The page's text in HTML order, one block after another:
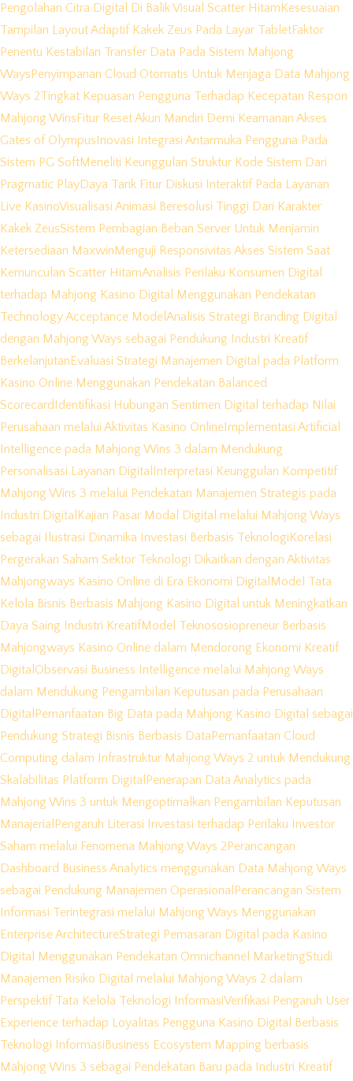
Pengolahan Citra Digital Di Balik Visual Scatter Hitam Kesesuaian
Tampilan Layout Adaptif Kakek Zeus Pada Layar TabletFaktor
Penentu Kestabilan Transfer Data Pada Sistem Mahjong
Ways Penyimpanan Cloud Otomatis Untuk Menjaga Data Mahjong
Ways 2Tingkat Kepuasan Pengguna Terhadap Kecepatan Respon
Mahjong Wins Fitur Reset Akun Mandiri Demi Keamanan Akses
Gates of Olympus Inovasi Integrasi Antarmuka Pengguna Pada
Sistem PG SoftMeneliti Keunggulan Struktur Kode Sistem Dari
Pragmatic PlayDaya Tarik Fitur Diskusi Interaktif Pada Layanan
Live KasinoVisualisasi Animasi Beresolusi Tinggi Dari Karakter
Kakek ZeusSistem Pembagian Beban Server Untuk Menjamin
Ketersediaan Maxwin Menguji Responsivitas Akses Sistem Saat
Kemunculan Scatter HitamAnalisis Perilaku Konsumen Digital
terhadap Mahjong Kasino Digital Menggunakan Pendekatan
Technology Acceptance Model Analisis Strategi Branding Digital
dengan Mahjong Ways sebagai Pendukung Industri Kreatif
Berkelanjutan Evaluasi Strategi Manajemen Digital pada Platform
Kasino Online Menggunakan Pendekatan Balanced
Scorecard Identifikasi Hubungan Sentimen Digital terhadap Nilai
Perusahaan melalui Aktivitas Kasino Online Implementasi Artificial
Intelligence pada Mahjong Wins 3 dalam Mendukung
Personalisasi Layanan Digital Interpretasi Keunggulan Kompetitif
Mahjong Wins 3 melalui Pendekatan Manajemen Strategis pada
Industri Digital Kajian Pasar Modal Digital melalui Mahjong Ways
sebagai Ilustrasi Dinamika Investasi Berbasis Teknologi Korelasi
Pergerakan Saham Sektor Teknologi Dikaitkan dengan Aktivitas
Mahjongways Kasino Online di Era Ekonomi Digital Model Tata
Kelola Bisnis Berbasis Mahjong Kasino Digital untuk Meningkatkan
Daya Saing Industri KreatifModel Teknososiopreneur Berbasis
Mahjongways Kasino Online dalam Mendorong Ekonomi Kreatif
Digital Observasi Business Intelligence melalui Mahjong Ways
dalam Mendukung Pengambilan Keputusan pada Perusahaan
Digital Pemanfaatan Big Data pada Mahjong Kasino Digital sebagai
Pendukung Strategi Bisnis Berbasis Data Pemanfaatan Cloud
Computing dalam Infrastruktur Mahjong Ways 2 untuk Mendukung
Skalabilitas Platform Digital Penerapan Data Analytics pada
Mahjong Wins 3 untuk Mengoptimalkan Pengambilan Keputusan
Manajerial Pengaruh Literasi Investasi terhadap Perilaku Investor
Saham melalui Fenomena Mahjong Ways 2 Perancangan
Dashboard Business Analytics menggunakan Data Mahjong Ways
sebagai Pendukung Manajemen Operasional Perancangan Sistem
Informasi Terintegrasi melalui Mahjong Ways Menggunakan
Enterprise ArchitectureStrategi Pemasaran Digital pada Kasino
Digital Menggunakan Pendekatan Omnichannel MarketingStudi
Manajemen Risiko Digital melalui Mahjong Ways 2 dalam
Perspektif Tata Kelola Teknologi InformasiVerifikasi Pengaruh User
Experience terhadap Loyalitas Pengguna Kasino Digital Berbasis
Teknologi Informasi Business Ecosystem Mapping berbasis
Mahjong Wins 3 sebagai Pendekatan Baru pada Industri Kreatif